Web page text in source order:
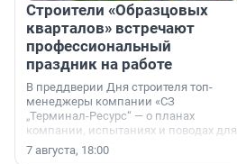
Строители «Образцовых
кварталов» встречают
профессиональный
праздник на работе
В преддверии Дня строителя топ-
менеджеры компании «СЗ
„Терминал-Ресурс“ — о планах
компании, испытаниях и поводах для
осторожного оптимизма.
7 августа, 18:00